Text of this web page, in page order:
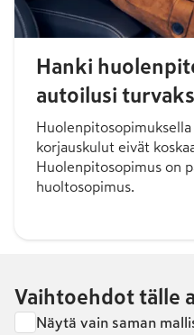
Hanki
autoilusi
korjauskulut eivät
Huolenpitosopimus on
huoltosopimus.
Vaihtoehdot tälle
Näytä vain saman